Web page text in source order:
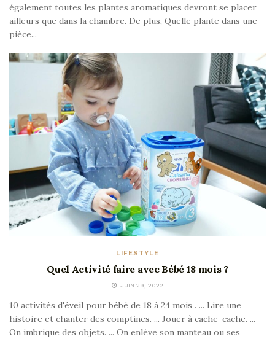
également toutes les plantes aromatiques devront se placer
ailleurs que dans la chambre. De plus, Quelle plante dans une
pièce...
LIFESTYLE
Quel Activité faire avec Bébé 18 mois ?
JUIN 29, 2022
10 activités d'éveil pour bébé de 18 à 24 mois . ... Lire une
histoire et chanter des comptines. ... Jouer à cache-cache. ...
On imbrique des objets. ... On enlève son manteau ou ses